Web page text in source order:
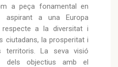
a peça fonamental en
aspirant a una Europa
a la diversitat i
ciutadans, la prosperitat i
territoris. La seva visió
dels objectius amb el